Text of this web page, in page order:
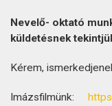
Nevelő- oktató
küldetésnek
Kérem,
Imázsfilmünk: